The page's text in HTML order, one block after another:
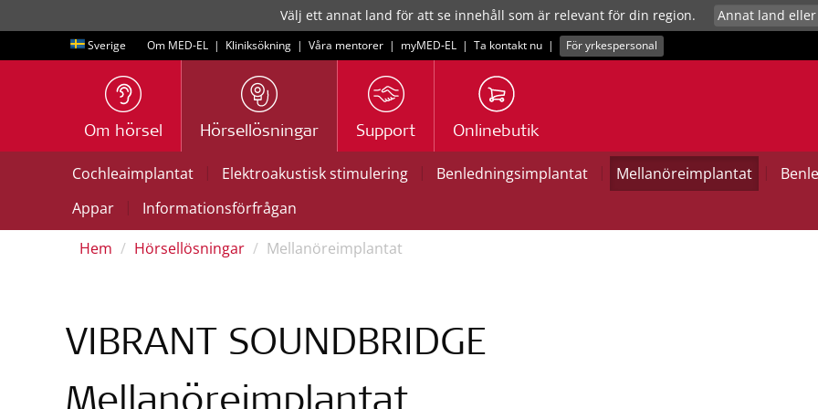
Välj ett annat land för att se innehåll som är relevant för din region.
Sverige Om MED-EL | Kliniksökning | Våra mentorer | myMED‑EL | Ta kontakt nu | För yrkespersonal
Om hörsel Hörsellösningar Support Onlinebutik
Cochleaimplantat | Elektroakustisk stimulering | Benledningsimplantat | Mellanöreimplantat |
Appar
|
Informationsförfrågan
Hem
Hörsellösningar Mellanöreimplantat
VIBRANT SOUNDBRIDGE